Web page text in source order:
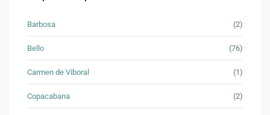
Barbosa (2)
Bello (76)
Carmen de Viboral (1)
Copacabana (2)